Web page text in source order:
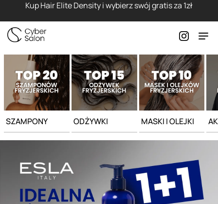
Kup Hair Elite Density i wybierz swój gratis za 1zł
SZAMPONY ODŻYWKI MASKI I OLEJKI
Strona główna - Cyber Salon